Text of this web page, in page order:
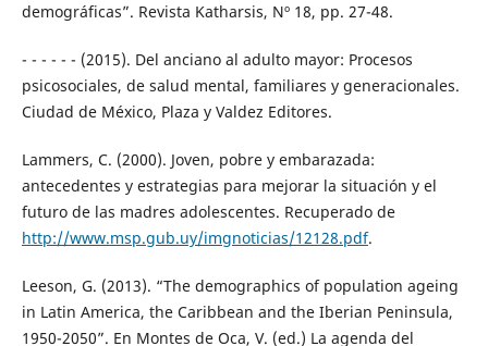
demográficas”. Revista Katharsis, Nº 18, pp. 27-48.
- - - - - - (2015). Del anciano al adulto mayor: Procesos
psicosociales, de salud mental, familiares y generacionales.
Ciudad de México, Plaza y Valdez Editores.
Lammers, C. (2000). Joven, pobre y embarazada:
antecedentes y estrategias para mejorar la situación y el
futuro de las madres adolescentes. Recuperado de
http://www.msp.gub.uy/imgnoticias/12128.pdf.
Leeson, G. (2013). “The demographics of population ageing
in Latin America, the Caribbean and the Iberian Peninsula,
1950-2050”. En Montes de Oca, V. (ed.) La agenda del